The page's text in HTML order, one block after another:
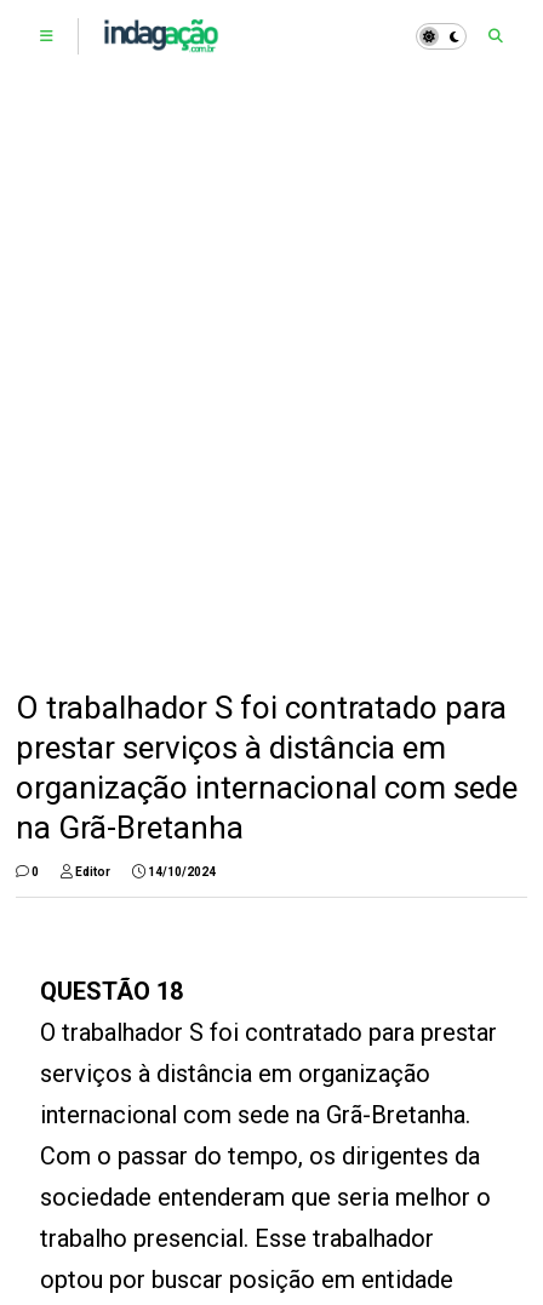
O trabalhador S foi contratado para
prestar serviços à distância em
organização internacional com sede
na Grã-Bretanha
0 Editor 14/10/2024
QUESTÃO 18
O trabalhador S foi contratado para prestar
serviços à distância em organização
internacional com sede na Grã-Bretanha.
Com o passar do tempo, os dirigentes da
sociedade entenderam que seria melhor o
trabalho presencial. Esse trabalhador
optou por buscar posição em entidade